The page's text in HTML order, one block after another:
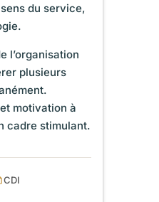
du service,
l’organisation
plusieurs
motivation à
cadre stimulant.
CDI